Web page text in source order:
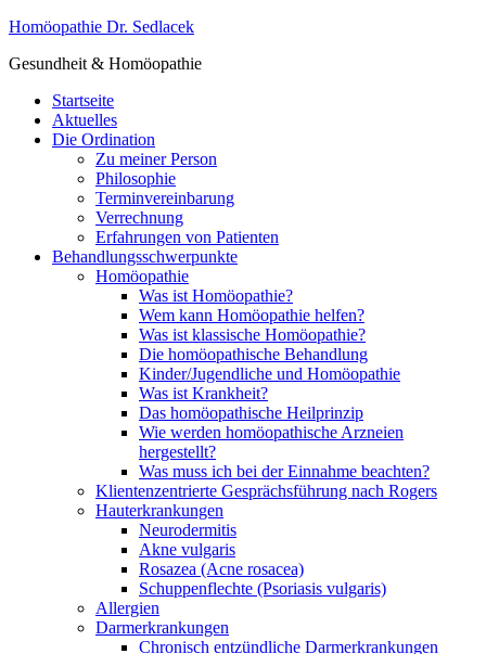
Homöopathie Dr. Sedlacek
Gesundheit & Homöopathie
Startseite
Aktuelles
Die Ordination
Zu meiner Person
Philosophie
Terminvereinbarung
Verrechnung
Erfahrungen von Patienten
Behandlungsschwerpunkte
Homöopathie
Was ist Homöopathie?
Wem kann Homöopathie helfen?
Was ist klassische Homöopathie?
Die homöopathische Behandlung
Kinder/Jugendliche und Homöopathie
Was ist Krankheit?
Das homöopathische Heilprinzip
Wie werden homöopathische Arzneien
hergestellt?
Was muss ich bei der Einnahme beachten?
Klientenzentrierte Gesprächsführung nach Rogers
Hauterkrankungen
Neurodermitis
Akne vulgaris
Rosazea (Acne rosacea)
Schuppenflechte (Psoriasis vulgaris)
Allergien
Darmerkrankungen
Chronisch entzündliche Darmerkrankungen